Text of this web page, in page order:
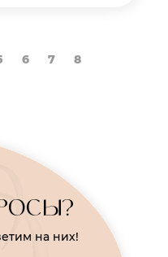
6 7 8
на них!